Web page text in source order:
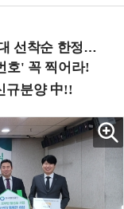
착순 한정판매!